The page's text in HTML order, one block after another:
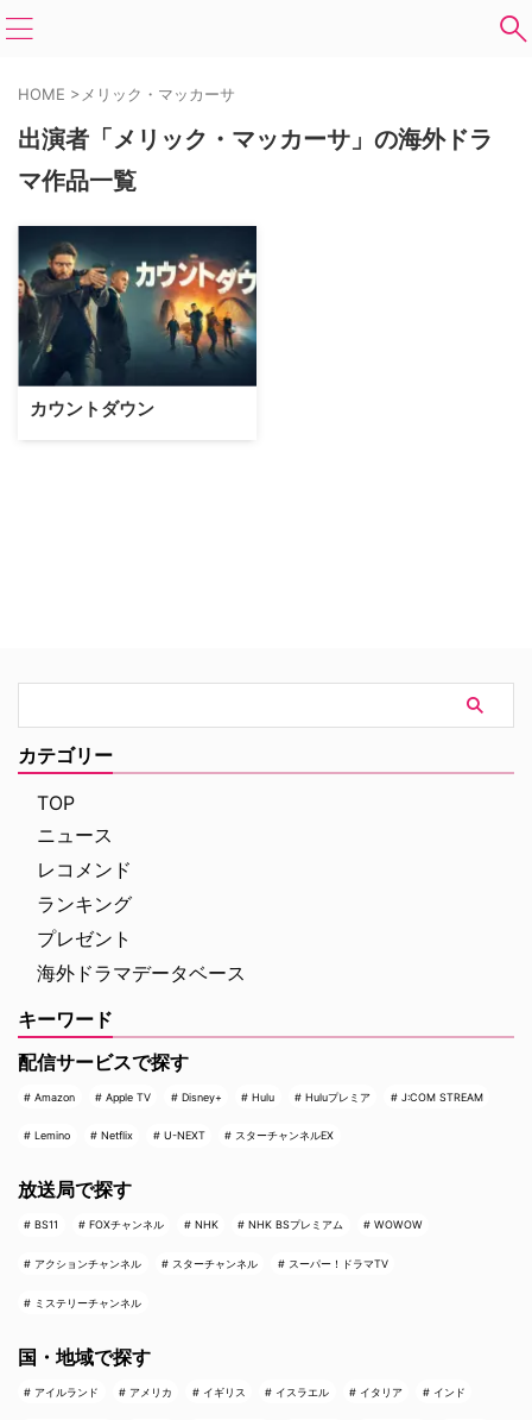
HOME > メリック・マッカーサ
出演者「メリック・マッカーサ」の海外ドラ
マ作品一覧
カウントダウン
カテゴリー
TOP
ニュース
レコメンド
ランキング
プレゼント
海外ドラマデータベース
キーワード
配信サービスで探す
Amazon Apple TV Disney+ Hulu Huluプレミア J:COM STREAM
Lemino Netflix U-NEXT スターチャンネルEX
放送局で探す
BS11 FOXチャンネル NHK NHK BSプレミアム WOWOW
アクションチャンネル スターチャンネル スーパー！ドラマTV
ミステリーチャンネル
国・地域で探す
アイルランド アメリカ イギリス イスラエル イタリア インド